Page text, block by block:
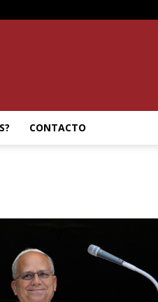
SEMANARIO
CONTACTO